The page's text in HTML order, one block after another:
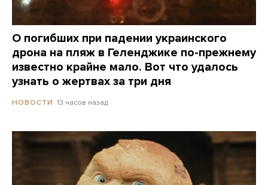
О погибших при падении украинского
дрона на пляж в Геленджике по-прежнему
известно крайне мало. Вот что удалось
узнать о жертвах за три дня
НОВОСТИ 13 часов назад